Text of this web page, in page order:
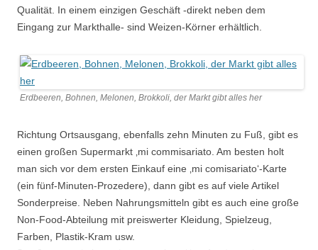
Qualität. In einem einzigen Geschäft -direkt neben dem
Eingang zur Markthalle- sind Weizen-Körner erhältlich.
Erdbeeren, Bohnen, Melonen, Brokkoli, der Markt gibt alles her
Richtung Ortsausgang, ebenfalls zehn Minuten zu Fuß, gibt es
einen großen Supermarkt ‚mi commisariato. Am besten holt
man sich vor dem ersten Einkauf eine ‚mi comisariato‘-Karte
(ein fünf-Minuten-Prozedere), dann gibt es auf viele Artikel
Sonderpreise. Neben Nahrungsmitteln gibt es auch eine große
Non-Food-Abteilung mit preiswerter Kleidung, Spielzeug,
Farben, Plastik-Kram usw.